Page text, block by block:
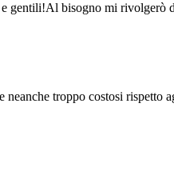
gentili!Al bisogno mi rivolgerò
neanche troppo costosi rispetto